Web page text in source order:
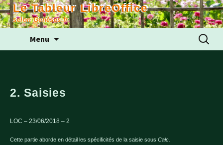
Le Tableur LibreOffice
selon Genèses.fr
Menu
2. Saisies
LOC – 23/06/2018 – 2
Cette partie aborde en détail les spécificités de la saisie sous Calc.